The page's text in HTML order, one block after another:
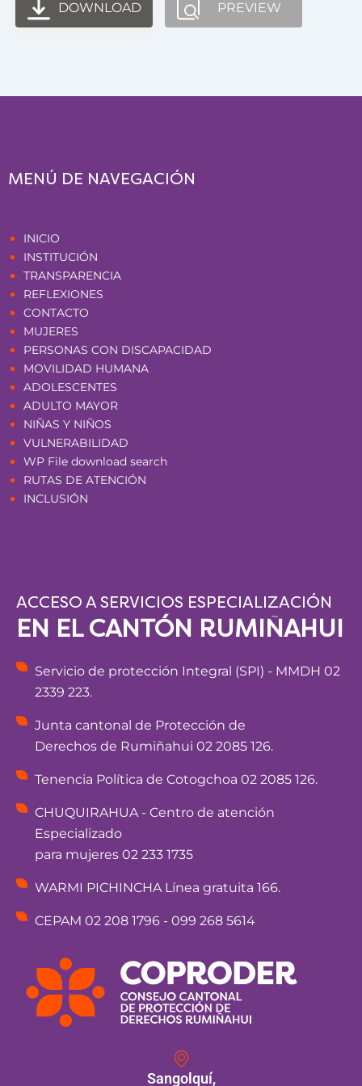
DOWNLOAD PREVIEW
MENÚ DE NAVEGACIÓN
INICIO
INSTITUCIÓN
TRANSPARENCIA
REFLEXIONES
CONTACTO
MUJERES
PERSONAS CON DISCAPACIDAD
MOVILIDAD HUMANA
ADOLESCENTES
ADULTO MAYOR
NIÑAS Y NIÑOS
VULNERABILIDAD
WP File download search
RUTAS DE ATENCIÓN
INCLUSIÓN
ACCESO A SERVICIOS ESPECIALIZACIÓN
EN EL CANTÓN RUMIÑAHUI
Servicio de protección Integral (SPI) - MMDH 02
2339 223.
Junta cantonal de Protección de
Derechos de Rumiñahui 02 2085 126.
Tenencia Política de Cotogchoa 02 2085 126.
CHUQUIRAHUA - Centro de atención
Especializado
para mujeres 02 233 1735
WARMI PICHINCHA Línea gratuita 166.
CEPAM 02 208 1796 - 099 268 5614
Sangolquí,